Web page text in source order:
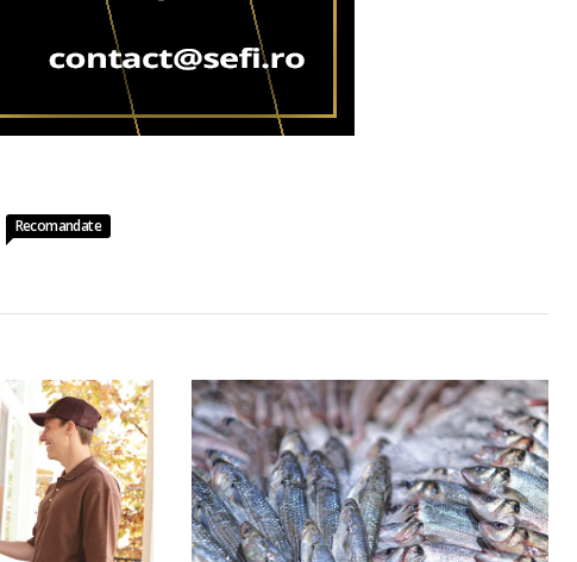
Recomandate